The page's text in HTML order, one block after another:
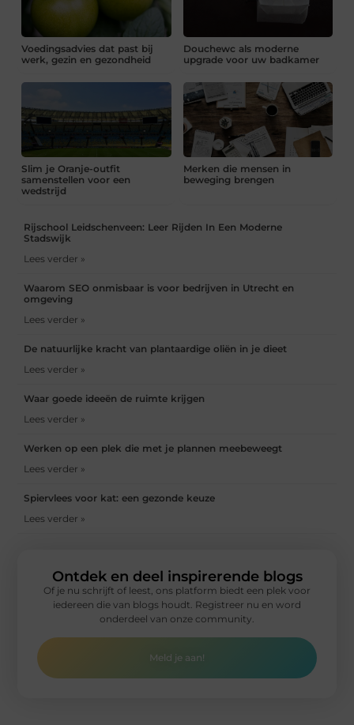
Voedingsadvies dat past bij
werk, gezin en gezondheid
Douchewc als moderne
upgrade voor uw badkamer
Slim je Oranje-outfit
samenstellen voor een
wedstrijd
Merken die mensen in
beweging brengen
Rijschool Leidschenveen: Leer Rijden In Een Moderne
Stadswijk
Lees verder »
Waarom SEO onmisbaar is voor bedrijven in Utrecht en
omgeving
Lees verder »
De natuurlijke kracht van plantaardige oliën in je dieet
Lees verder »
Waar goede ideeën de ruimte krijgen
Lees verder »
Werken op een plek die met je plannen meebeweegt
Lees verder »
Spiervlees voor kat: een gezonde keuze
Lees verder »
Ontdek en deel inspirerende blogs
Of je nu schrijft of leest, ons platform biedt een plek voor
iedereen die van blogs houdt. Registreer nu en word
onderdeel van onze community.
Meld je aan!